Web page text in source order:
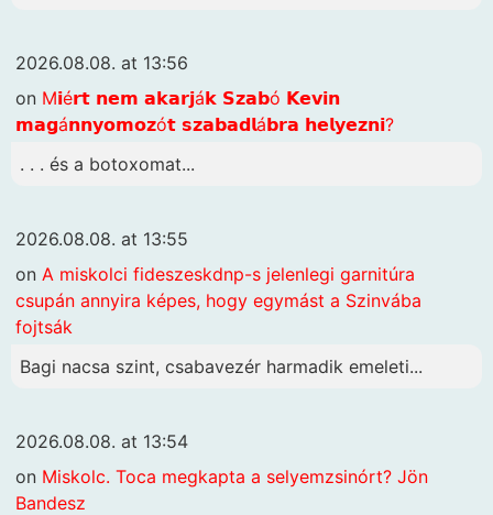
2026.08.08. at 13:56
on M𝗶é𝗿𝘁 𝗻𝗲𝗺 𝗮𝗸𝗮𝗿𝗷á𝗸 𝗦𝘇𝗮𝗯ó 𝗞𝗲𝘃𝗶𝗻
𝗺𝗮𝗴á𝗻𝗻𝘆𝗼𝗺𝗼𝘇ó𝘁 𝘀𝘇𝗮𝗯𝗮𝗱𝗹á𝗯𝗿𝗮 𝗵𝗲𝗹𝘆𝗲𝘇𝗻𝗶?
. . . és a botoxomat...
2026.08.08. at 13:55
on A miskolci fideszeskdnp-s jelenlegi garnitúra
csupán annyira képes, hogy egymást a Szinvába
fojtsák
Bagi nacsa szint, csabavezér harmadik emeleti...
2026.08.08. at 13:54
on Miskolc. Toca megkapta a selyemzsinórt? Jön
Bandesz